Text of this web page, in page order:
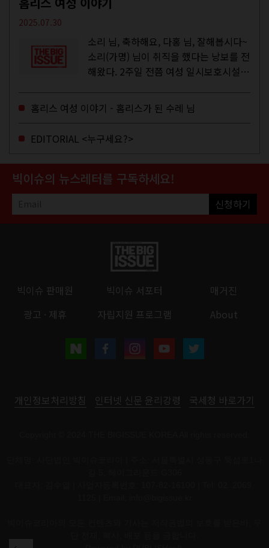
2025.07.30
소리 님, 축하해요, 다홍 님, 잘해봅시다~
소리(가명) 님이 취직을 했다는 낭보를 전
해왔다. 2주일 전쯤 여성 일시보호시설에
고, 저 오늘이 마지막이에요, 이렇게 인사
를 하고 가셨던...
홈리스 여성 이야기 - 홈리스가 된 수레 님
EDITORIAL <누구세요?>
빅이슈의 뉴스레터를 구독하세요!
신청하기
빅이슈 판매원 빅이슈 서포터
매거진
광고 · 제휴
자립지원 프로그램 About
개인정보처리방침 인터넷 신문 윤리강령 국세청 바로가기